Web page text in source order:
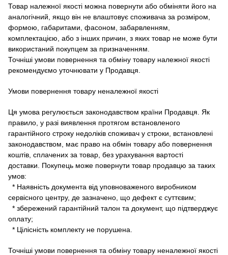
Товар належної якості можна повернути або обміняти його на
аналогічний, якщо він не влаштовує споживача за розміром,
формою, габаритами, фасоном, забарвленням,
комплектацією, або з інших причин, з яких товар не може бути
використаний покупцем за призначенням.
Точніші умови повернення та обміну товару належної якості
рекомендуємо уточнювати у Продавця.
Умови повернення товару неналежної якості
Ця умова регулюється законодавством країни Продавця. Як
правило, у разі виявлення протягом встановленого
гарантійного строку недоліків споживач у строки, встановлені
законодавством, має право на обмін товару або повернення
коштів, сплачених за товар, без урахування вартості
доставки. Покупець може повернути товар продавцю за таких
умов:
* Наявність документа від уповноваженого виробником
сервісного центру, де зазначено, що дефект є суттєвим;
* збережений гарантійний талон та документ, що підтверджує
оплату;
* Цілісність комплекту не порушена.
Точніші умови повернення та обміну товару неналежної якості